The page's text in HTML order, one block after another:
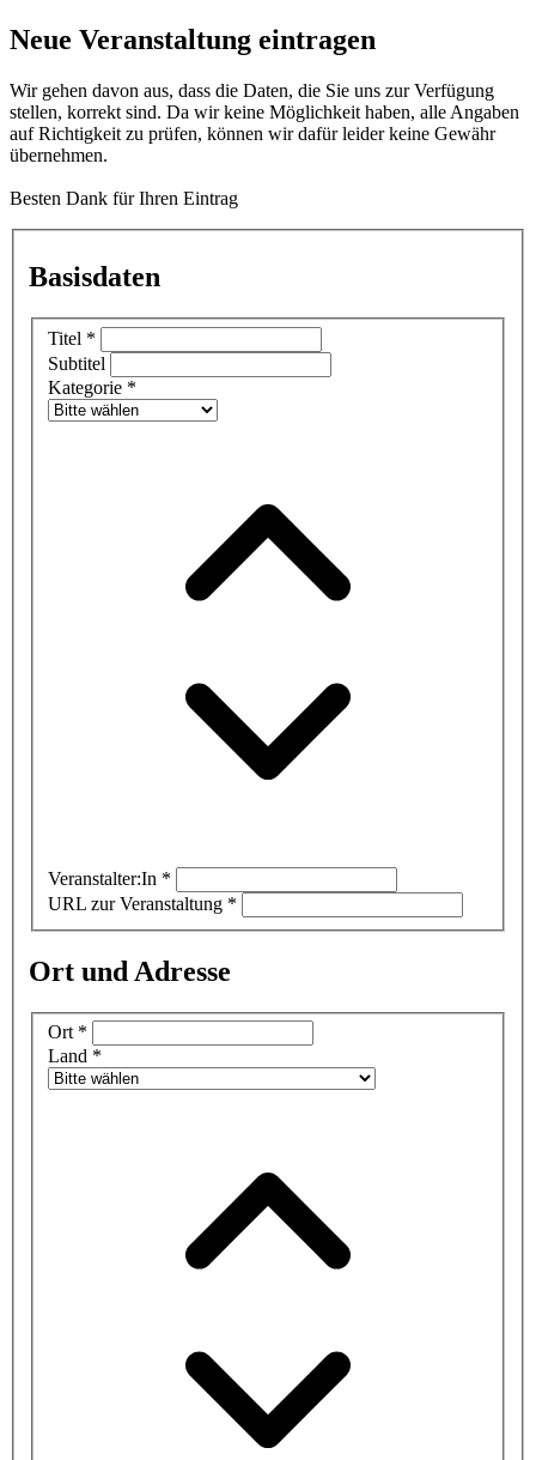
Neue Veranstaltung eintragen
Wir gehen davon aus, dass die Daten, die Sie uns zur Verfügung
stellen, korrekt sind. Da wir keine Möglichkeit haben, alle Angaben
auf Richtigkeit zu prüfen, können wir dafür leider keine Gewähr
übernehmen.
Besten Dank für Ihren Eintrag
Basisdaten
Titel *
Subtitel
Kategorie *
Veranstalter:In *
URL zur Veranstaltung *
Ort und Adresse
Ort *
Land *